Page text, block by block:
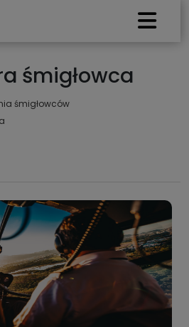
śmigłowca
śmigłowców